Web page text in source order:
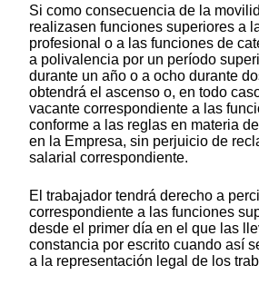
Si como consecuencia de la
realizasen funciones superiores a
profesional o a las funciones de
a polivalencia por un período
durante un año o a ocho durante
obtendrá el ascenso o, en todo
vacante correspondiente a las
conforme a las reglas en materia
en la Empresa, sin perjuicio de
salarial correspondiente.
El trabajador tendrá derecho a
correspondiente a las funciones
desde el primer día en el que las
constancia por escrito cuando así
a la representación legal de los